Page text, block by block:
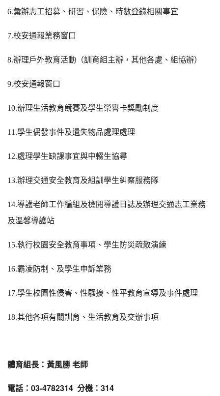
6.彙辦志工招募、研習、保險、時數登錄相關事宜
7.校安通報業務窗口
8.辦理戶外教育活動（訓育組主辦，其他各處、組協辦）
9.校安通報窗口
10.辦理生活教育競賽及學生榮譽卡獎勵制度
11.學生偶發事件及遺失物品處理處理
12.處理學生缺課事宜與中輟生協尋
13.辦理交通安全教育及組訓學生糾察服務隊
14.導護老師工作編組 及檢閱導護日誌及辦理交通志工業務
及溫馨導護站
15.執行校園安全教育事項、學生防災疏散演練
16.霸凌防制、及學生申訴業務
17.學生校園性侵害、性騷擾、性平教育宣導及事件處理
18.其他各項有關訓育、生活教育及交辦事項
體育組長：黃風勝 老師
電話：03-4782314 分機：314